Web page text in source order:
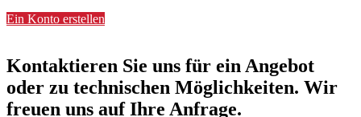
Ein Konto erstellen
Kontaktieren Sie uns für ein Angebot
oder zu technischen Möglichkeiten. Wir
freuen uns auf Ihre Anfrage.